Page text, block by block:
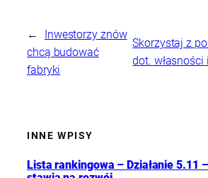
←
Inwestorzy znów
chcą budować
fabryki
Skorzystaj z
dot.
INNE WPISY
Lista rankingowa – Działanie 5.11